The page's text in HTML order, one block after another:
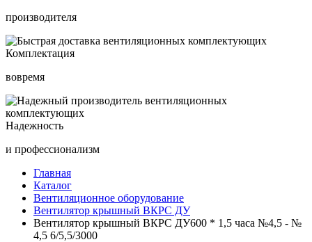
производителя
Комплектация
вовремя
Надежность
и профессионализм
Главная
Каталог
Вентиляционное оборудование
Вентилятор крышный ВКРС ДУ
Вентилятор крышный ВКРС ДУ600 * 1,5 часа №4,5 - №
4,5 6/5,5/3000